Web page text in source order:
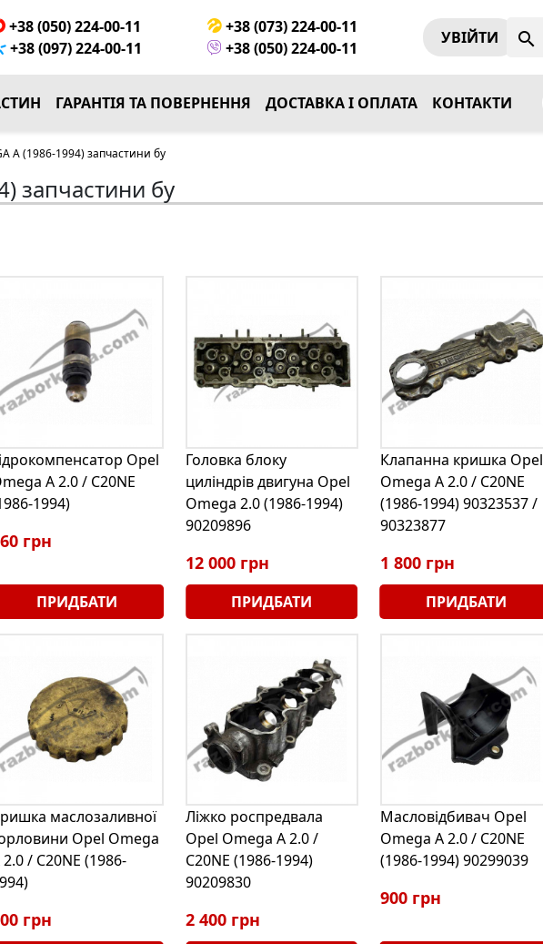
+38 (050) 224-00-11
+38 (073) 224-00-11
+38 (097) 224-00-11
+38 (050) 224-00-11
УВIЙТИ search
ГАРАНТІЯ ТА ПОВЕРНЕННЯ ДОСТАВКА І ОПЛАТА КОНТАКТИ
A (1986-1994) запчастини бу
запчастини бу
Opel
A 2.0 / C20NE
1994)
грн
ПРИДБАТИ
Головка блоку
циліндрів двигуна Opel
Omega 2.0 (1986-1994)
90209896
12 000 грн
ПРИДБАТИ
Клапанна кришка Opel
Omega A 2.0 / C20NE
(1986-1994) 90323537 /
90323877
1 800 грн
ПРИДБАТИ
маслозаливної
Opel Omega
2.0 / C20NE (1986-
грн
Ліжко роспредвала
Opel Omega A 2.0 /
C20NE (1986-1994)
90209830
2 400 грн
Масловідбивач Opel
Omega A 2.0 / C20NE
(1986-1994) 90299039
900 грн